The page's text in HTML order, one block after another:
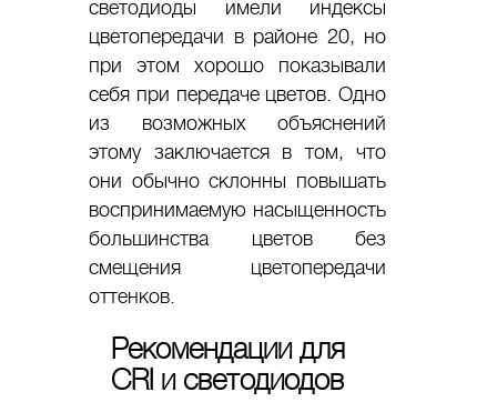
светодиоды имели индексы
цветопередачи в районе 20, но
при этом хорошо показывали
себя при передаче цветов. Одно
из возможных объяснений
этому заключается в том, что
они обычно склонны повышать
воспринимаемую насыщенность
большинства цветов без
смещения цветопередачи
оттенков.
Рекомендации для
CRI и светодиодов